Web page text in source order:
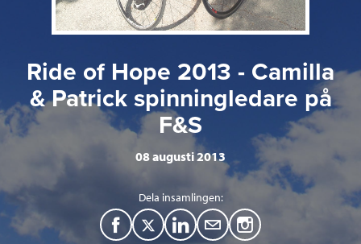
Ride of Hope 2013 - Camilla
& Patrick spinningledare på
F&S
08 augusti 2013
Dela insamlingen:
F
T
L
M